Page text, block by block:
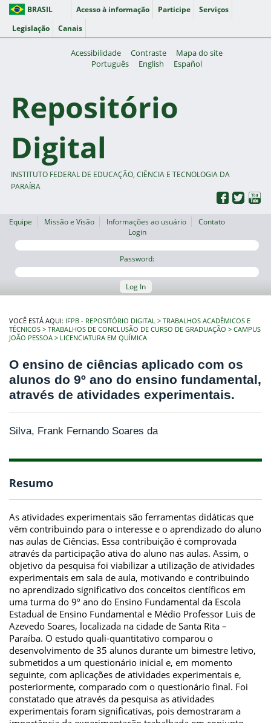
BRASIL Acesso à informação Participe
Serviços
Legislação
Canais
Acessibilidade Contraste
Mapa do site
Português
English Español
Repositório
Digital
INSTITUTO FEDERAL DE EDUCAÇÃO, CIÊNCIA E TECNOLOGIA DA
PARAÍBA
Equipe Missão e Visão Informações ao usuário
Contato
Login
Password:
Log In
VOCÊ ESTÁ AQUI: IFPB - REPOSITÓRIO DIGITAL
TRABALHOS ACADÊMICOS E
TÉCNICOS
TRABALHOS DE CONCLUSÃO DE CURSO DE GRADUAÇÃO
CAMPUS
JOÃO PESSOA
LICENCIATURA EM QUÍMICA
O ensino de ciências aplicado com os
alunos do 9º ano do ensino fundamental,
através de atividades experimentais.
Silva, Frank Fernando Soares da
Resumo
As atividades experimentais são ferramentas didáticas que
vêm contribuindo para o interesse e o aprendizado do aluno
nas aulas de Ciências. Essa contribuição é comprovada
através da participação ativa do aluno nas aulas. Assim, o
objetivo da pesquisa foi viabilizar a utilização de atividades
experimentais em sala de aula, motivando e contribuindo
no aprendizado significativo dos conceitos científicos em
uma turma do 9º ano do Ensino Fundamental da Escola
Estadual de Ensino Fundamental e Médio Professor Luis de
Azevedo Soares, localizada na cidade de Santa Rita –
Paraíba. O estudo quali-quantitativo comparou o
desenvolvimento de 35 alunos durante um bimestre letivo,
submetidos a um questionário inicial e, em momento
seguinte, com aplicações de atividades experimentais e,
posteriormente, comparado com o questionário final. Foi
constatado que através da pesquisa as atividades
experimentais foram significativas, pois demostraram a